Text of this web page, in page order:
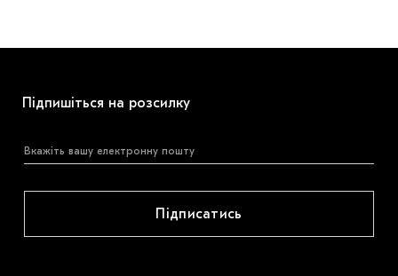
Підпишіться на розсилку
Підписатись